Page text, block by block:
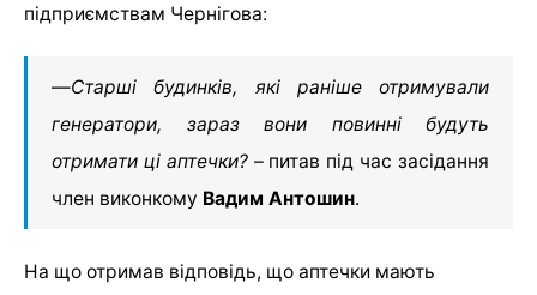
підприємствам Чернігова:
—Старші будинків, які раніше отримували
генератори, зараз вони повинні будуть
отримати ці аптечки?– питав під час засідання
член виконкому Вадим Антошин.
На що отримав відповідь, що аптечки мають